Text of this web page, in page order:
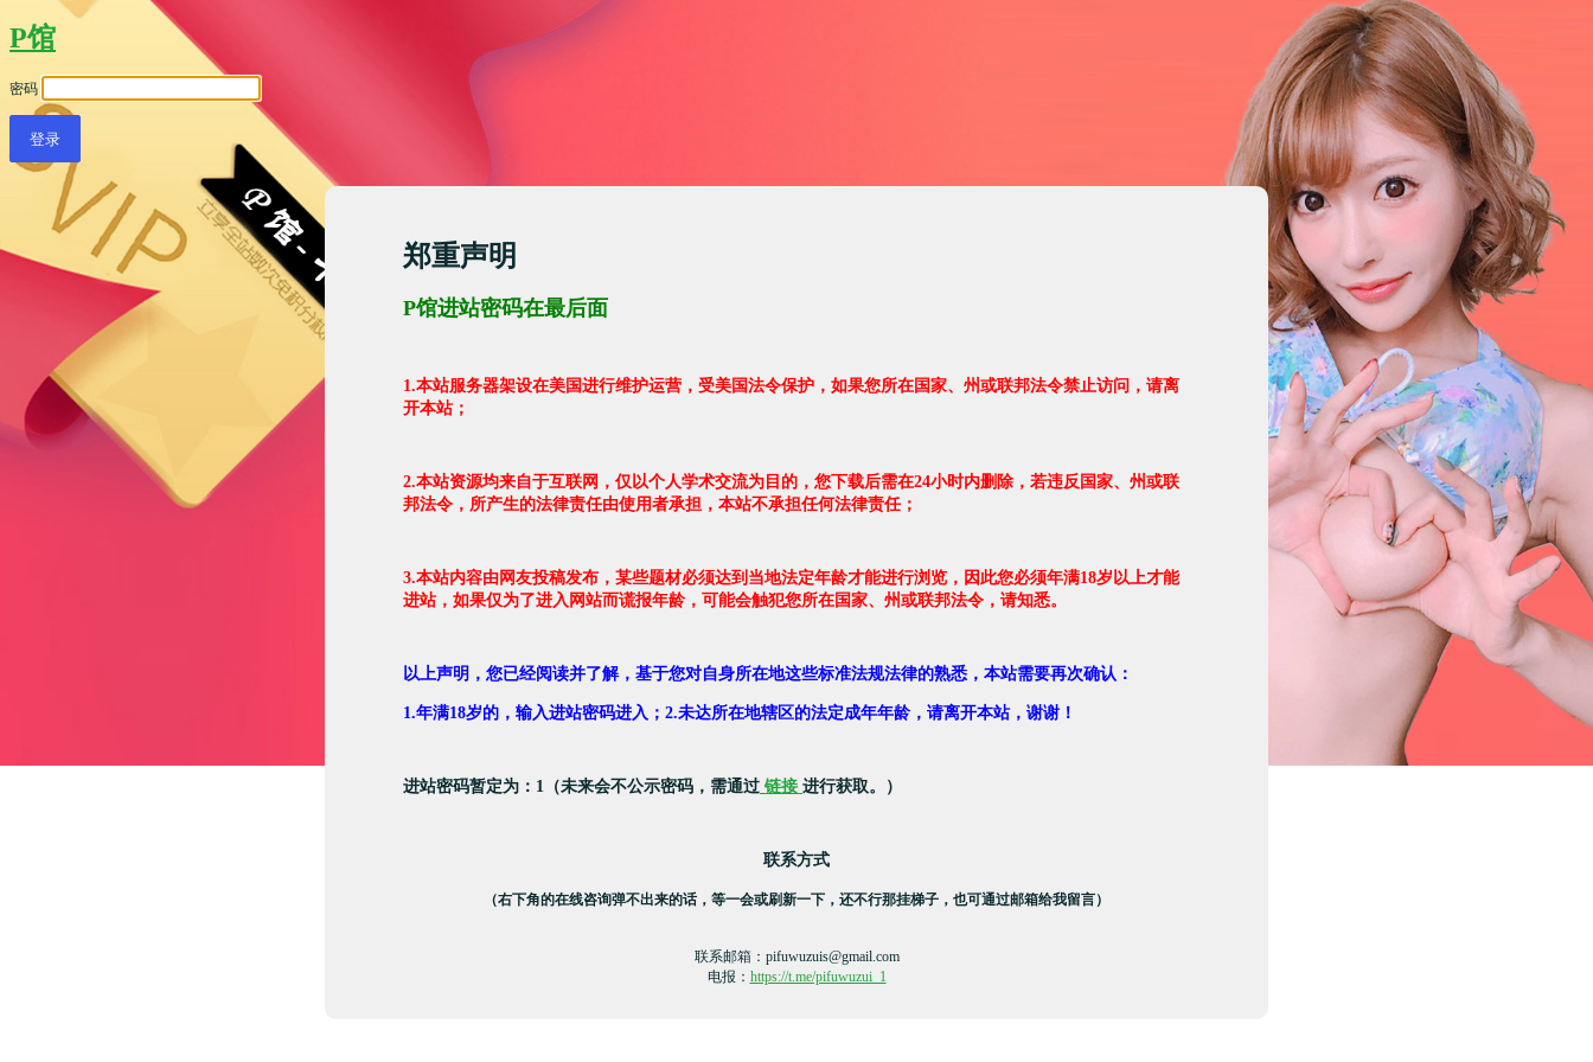
P馆
密码
郑重声明
P馆进站密码在最后面
1.本站服务器架设在美国进行维护运营，受美国法令保护，如果您所在国家、州或联邦法令禁止访问，请离
开本站；
2.本站资源均来自于互联网，仅以个人学术交流为目的，您下载后需在24小时内删除，若违反国家、州或联
邦法令，所产生的法律责任由使用者承担，本站不承担任何法律责任；
3.本站内容由网友投稿发布，某些题材必须达到当地法定年龄才能进行浏览，因此您必须年满18岁以上才能
进站，如果仅为了进入网站而谎报年龄，可能会触犯您所在国家、州或联邦法令，请知悉。
以上声明，您已经阅读并了解，基于您对自身所在地这些标准法规法律的熟悉，本站需要再次确认：
1.年满18岁的，输入进站密码进入；2.未达所在地辖区的法定成年年龄，请离开本站，谢谢！
进站密码暂定为：1（未来会不公示密码，需通过 链接 进行获取。）
联系方式
（右下角的在线咨询弹不出来的话，等一会或刷新一下，还不行那挂梯子，也可通过邮箱给我留言）
联系邮箱： pifuwuzuis@gmail.com
电报： https://t.me/pifuwuzui_1